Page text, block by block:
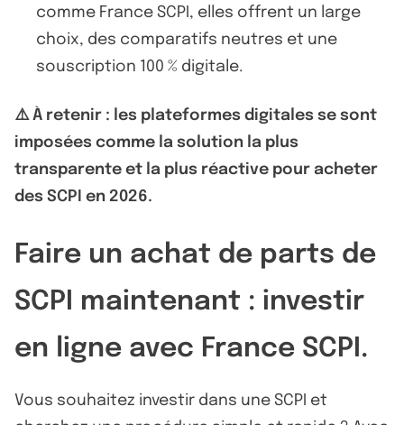
comme France SCPI, elles offrent un large
choix, des comparatifs neutres et une
souscription 100 % digitale.
⚠️ À retenir : les plateformes digitales se sont
imposées comme la solution la plus
transparente et la plus réactive pour acheter
des SCPI en 2026.
Faire un achat de parts de
SCPI maintenant : investir
en ligne avec France SCPI.
Vous souhaitez investir dans une SCPI et